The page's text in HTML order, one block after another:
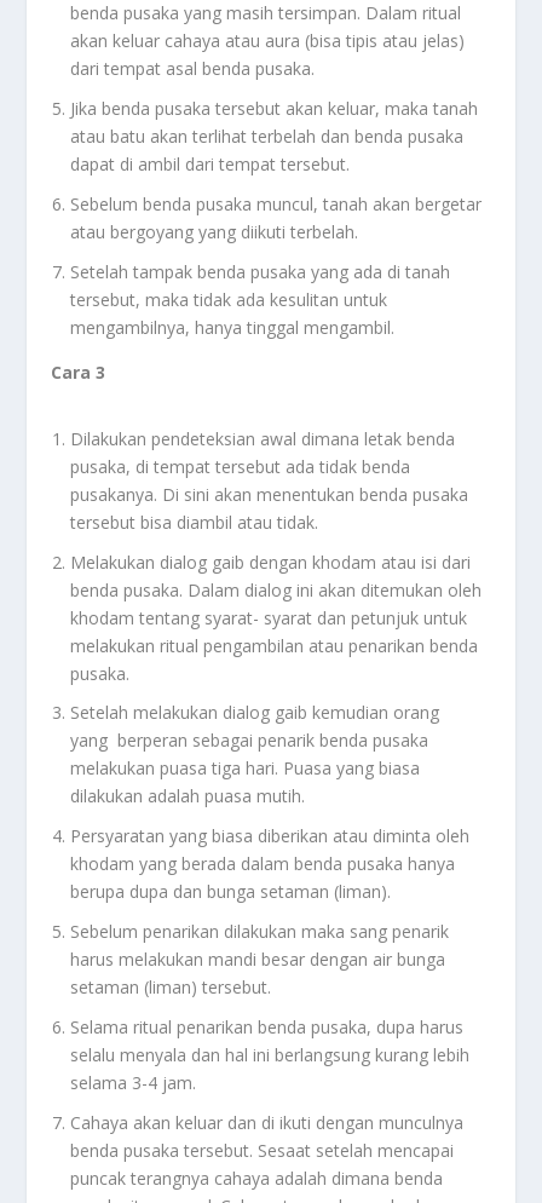
benda pusaka yang masih tersimpan. Dalam ritual
akan keluar cahaya atau aura (bisa tipis atau jelas)
dari tempat asal benda pusaka.
Jika benda pusaka tersebut akan keluar, maka tanah
atau batu akan terlihat terbelah dan benda pusaka
dapat di ambil dari tempat tersebut.
Sebelum benda pusaka muncul, tanah akan bergetar
atau bergoyang yang diikuti terbelah.
Setelah tampak benda pusaka yang ada di tanah
tersebut, maka tidak ada kesulitan untuk
mengambilnya, hanya tinggal mengambil.
Cara 3
Dilakukan pendeteksian awal dimana letak benda
pusaka, di tempat tersebut ada tidak benda
pusakanya. Di sini akan menentukan benda pusaka
tersebut bisa diambil atau tidak.
Melakukan dialog gaib dengan khodam atau isi dari
benda pusaka. Dalam dialog ini akan ditemukan oleh
khodam tentang syarat- syarat dan petunjuk untuk
melakukan ritual pengambilan atau penarikan benda
pusaka.
Setelah melakukan dialog gaib kemudian orang
yang berperan sebagai penarik benda pusaka
melakukan puasa tiga hari. Puasa yang biasa
dilakukan adalah puasa mutih.
Persyaratan yang biasa diberikan atau diminta oleh
khodam yang berada dalam benda pusaka hanya
berupa dupa dan bunga setaman (liman).
Sebelum penarikan dilakukan maka sang penarik
harus melakukan mandi besar dengan air bunga
setaman (liman) tersebut.
Selama ritual penarikan benda pusaka, dupa harus
selalu menyala dan hal ini berlangsung kurang lebih
selama 3-4 jam.
Cahaya akan keluar dan di ikuti dengan munculnya
benda pusaka tersebut. Sesaat setelah mencapai
puncak terangnya cahaya adalah dimana benda